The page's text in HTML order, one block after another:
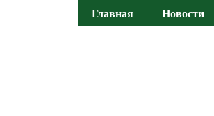
Главная Новости